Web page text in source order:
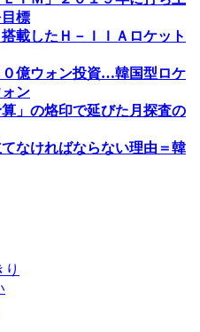
標
載したＨ－ＩＩＡロケット
億ウォン投資…韓国型ロケ
ン
」の烙印で延びた月探査の
なければならない理由＝韓
り